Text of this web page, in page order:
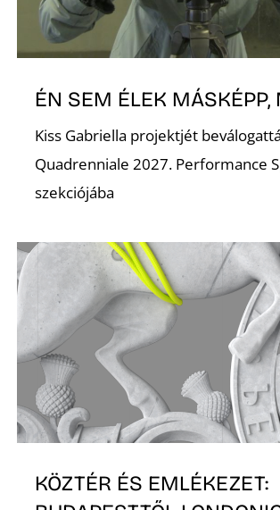
ÉN SEM ÉLEK MÁSKÉPP,
Kiss Gabriella projektjét
Quadrenniale 2027. Performance
szekciójába
KÖZTÉR ÉS EMLÉKEZET: